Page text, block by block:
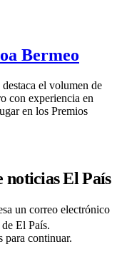
Bermeo
el volumen de
con experiencia en
en los Premios
noticias El País
un correo electrónico
de El País.
para continuar.